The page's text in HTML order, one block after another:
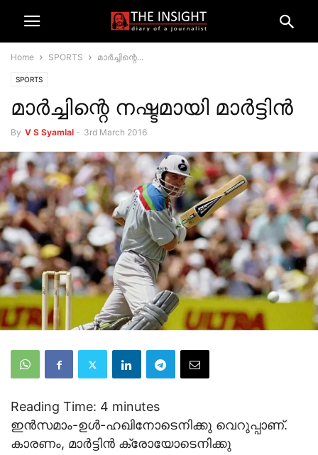
Home SPORTS മാര്‍ച്ചിന്റെ...
SPORTS
മാര്‍ച്ചിന്റെ നഷ്ടമായി മാര്‍ട്ടിന്‍
By V S Syamlal - 3rd March 2016
Reading Time: 4 minutes
ഇന്‍സമാം-ഉള്‍-ഹഖിനോടെനിക്കു വെറുപ്പാണ്.
കാരണം, മാര്‍ട്ടിന്‍ ക്രോയോടെനിക്കു